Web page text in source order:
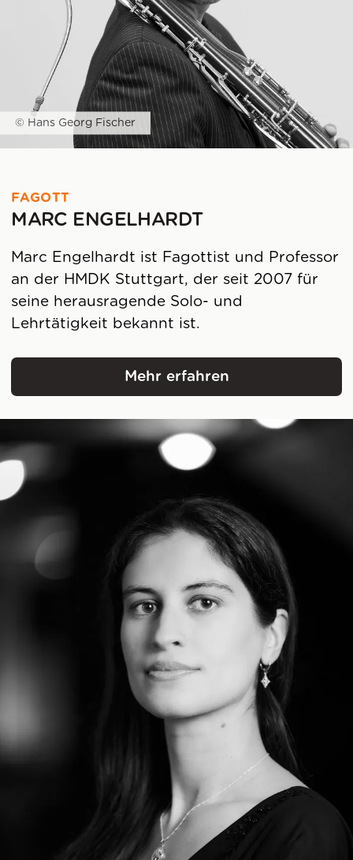
© Hans Georg Fischer
FAGOTT
MARC ENGELHARDT
Marc Engelhardt ist Fagottist und Professor
an der HMDK Stuttgart, der seit 2007 für
seine herausragende Solo- und
Lehrtätigkeit bekannt ist.
Mehr erfahren
Marc Engelhardt